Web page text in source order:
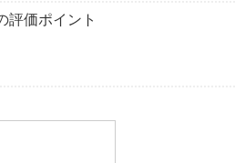
評価ポイント